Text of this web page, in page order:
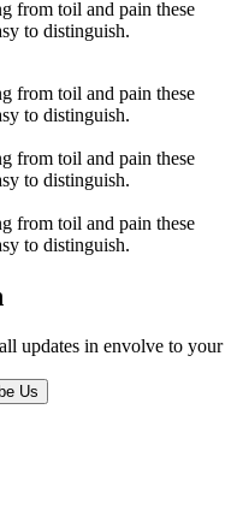
from toil and pain these
to distinguish.
from toil and pain these
to distinguish.
from toil and pain these
to distinguish.
from toil and pain these
to distinguish.
updates in envolve to your
Us